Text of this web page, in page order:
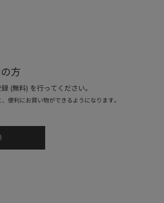
方
(無料) を行ってください。
便利にお買い物ができるようになります。